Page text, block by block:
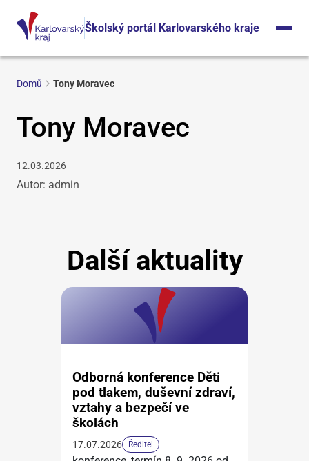
Školský portál Karlovarského kraje
Domů Tony Moravec
Tony Moravec
12.03.2026
Autor: admin
Další aktuality
Odborná konference Děti
pod tlakem, duševní zdraví,
vztahy a bezpečí ve
školách
17.07.2026 Ředitel